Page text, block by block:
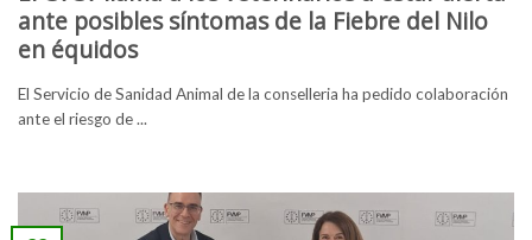
ante posibles síntomas de la Fiebre del Nilo
en équidos
El Servicio de Sanidad Animal de la conselleria ha pedido colaboración
ante el riesgo de ...